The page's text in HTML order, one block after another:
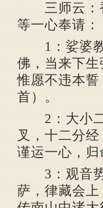
三师云：香
等一心奉请：
1：娑婆教
佛，当来下
惟愿不违本
首）。
2：大小二
叉，十二分
谨运一心，归
3：观音势
萨，律藏会